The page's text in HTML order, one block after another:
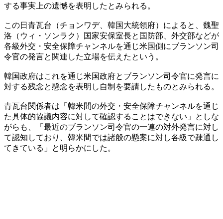
する事実上の遺憾を表明したとみられる。
この日青瓦台（チョンワデ、韓国大統領府）によると、魏聖
洛（ウィ・ソンラク）国家安保室長と国防部、外交部などが
各級外交・安全保障チャンネルを通じ米国側にブランソン司
令官の発言と関連した立場を伝えたという。
韓国政府はこれを通じ米国政府とブランソン司令官に発言に
対する残念と懸念を表明し自制を要請したものとみられる。
青瓦台関係者は「韓米間の外交・安全保障チャンネルを通じ
た具体的協議内容に対して確認することはできない」としな
がらも、「最近のブランソン司令官の一連の対外発言に対し
て認知しており、韓米間では諸般の懸案に対し各級で疎通し
てきている」と明らかにした。